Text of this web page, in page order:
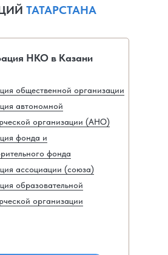
НКО в Казани
общественной организации
автономной
организации (АНО)
фонда и
фонда
ассоциации (союза)
образовательной
организации
ТАТАРСТАНА